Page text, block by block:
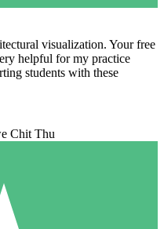
visualization. Your free
helpful for my practice
students with these
Chit Thu